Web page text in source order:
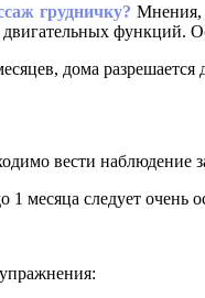
грудничку? Мнения,
двигательных
дома
вести наблюдение
1 месяца следует